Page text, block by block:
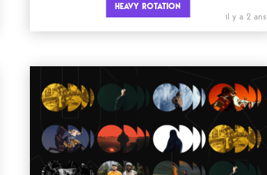
HEAVY ROTATION
il y a 2 ans